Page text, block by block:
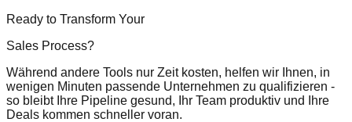
Ready to Transform Your
Sales Process?
Während andere Tools nur Zeit kosten, helfen wir Ihnen, in
wenigen Minuten passende Unternehmen zu qualifizieren -
so bleibt Ihre Pipeline gesund, Ihr Team produktiv und Ihre
Deals kommen schneller voran.